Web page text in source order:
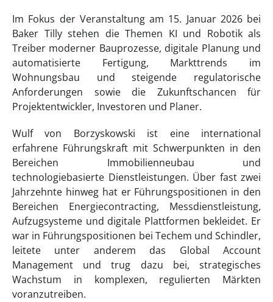
Im Fokus der Veranstaltung am 15. Januar 2026 bei
Baker Tilly stehen die Themen KI und Robotik als
Treiber moderner Bauprozesse, digitale Planung und
automatisierte Fertigung, Markttrends im
Wohnungsbau und steigende regulatorische
Anforderungen sowie die Zukunftschancen für
Projektentwickler, Investoren und Planer.
Wulf von Borzyskowski ist eine international
erfahrene Führungskraft mit Schwerpunkten in den
Bereichen Immobilienneubau und
technologiebasierte Dienstleistungen. Über fast zwei
Jahrzehnte hinweg hat er Führungspositionen in den
Bereichen Energiecontracting, Messdienstleistung,
Aufzugsysteme und digitale Plattformen bekleidet. Er
war in Führungspositionen bei Techem und Schindler,
leitete unter anderem das Global Account
Management und trug dazu bei, strategisches
Wachstum in komplexen, regulierten Märkten
voranzutreiben.